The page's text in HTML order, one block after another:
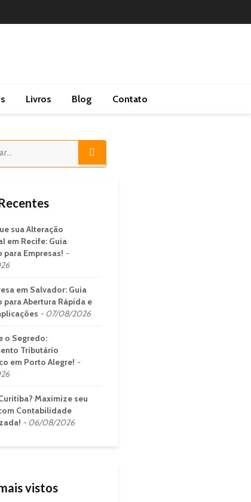
Livros Blog Contato
sua Alteração
em Recife: Guia
para Empresas!
em Salvador: Guia
para Abertura Rápida e
07/08/2026
o Segredo:
Tributário
em Porto Alegre!
Maximize seu
Contabilidade
06/08/2026
vistos